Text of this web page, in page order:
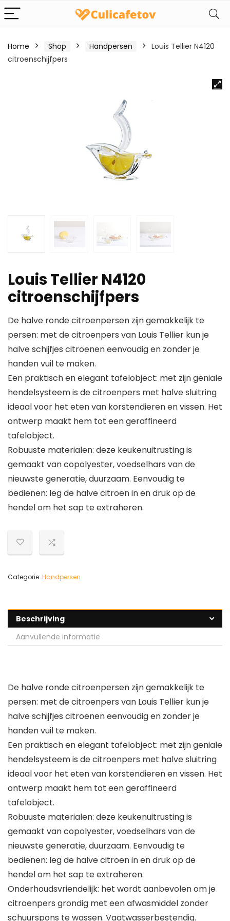
Home Shop Handpersen
Louis Tellier N4120
citroenschijfpers
Louis Tellier N4120
citroenschijfpers
De halve ronde citroenpersen zijn gemakkelijk te
persen: met de citroenpers van Louis Tellier kun je
halve schijfjes citroenen eenvoudig en zonder je
handen vuil te maken.
Een praktisch en elegant tafelobject: met zijn geniale
hendelsysteem is de citroenpers met halve sluitring
ideaal voor het eten van korstendieren en vissen. Het
ontwerp maakt hem tot een geraffineerd
tafelobject.
Robuuste materialen: deze keukenuitrusting is
gemaakt van copolyester, voedselhars van de
nieuwste generatie, duurzaam. Eenvoudig te
bedienen: leg de halve citroen in en druk op de
hendel om het sap te extraheren.
Categorie: Handpersen
Beschrijving
Aanvullende informatie
De halve ronde citroenpersen zijn gemakkelijk te
persen: met de citroenpers van Louis Tellier kun je
halve schijfjes citroenen eenvoudig en zonder je
handen vuil te maken.
Een praktisch en elegant tafelobject: met zijn geniale
hendelsysteem is de citroenpers met halve sluitring
ideaal voor het eten van korstendieren en vissen. Het
ontwerp maakt hem tot een geraffineerd
tafelobject.
Robuuste materialen: deze keukenuitrusting is
gemaakt van copolyester, voedselhars van de
nieuwste generatie, duurzaam. Eenvoudig te
bedienen: leg de halve citroen in en druk op de
hendel om het sap te extraheren.
Onderhoudsvriendelijk: het wordt aanbevolen om je
citroenpers grondig met een afwasmiddel zonder
schuurspons te wassen. Vaatwasserbestendig.